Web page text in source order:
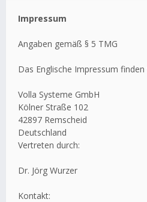
Impressum
Angaben gemäß § 5 TMG
Das Englische Impressum
Volla Systeme GmbH
Kölner Straße 102
42897 Remscheid
Deutschland
Vertreten durch:
Dr. Jörg Wurzer
Kontakt: